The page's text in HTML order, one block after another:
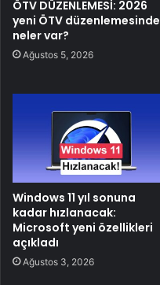
ÖTV DÜZENLEMESİ: 2026
yeni ÖTV düzenlemesinde
neler var?
Ağustos 5, 2026
Windows 11 yıl sonuna
kadar hızlanacak:
Microsoft yeni özellikleri
açıkladı
Ağustos 3, 2026